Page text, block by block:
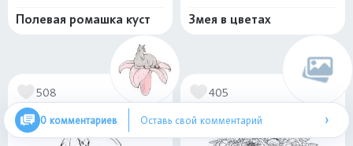
Полевая ромашка куст Змея в цветах
508 405
0 комментариев Оставь свой комментарий ›